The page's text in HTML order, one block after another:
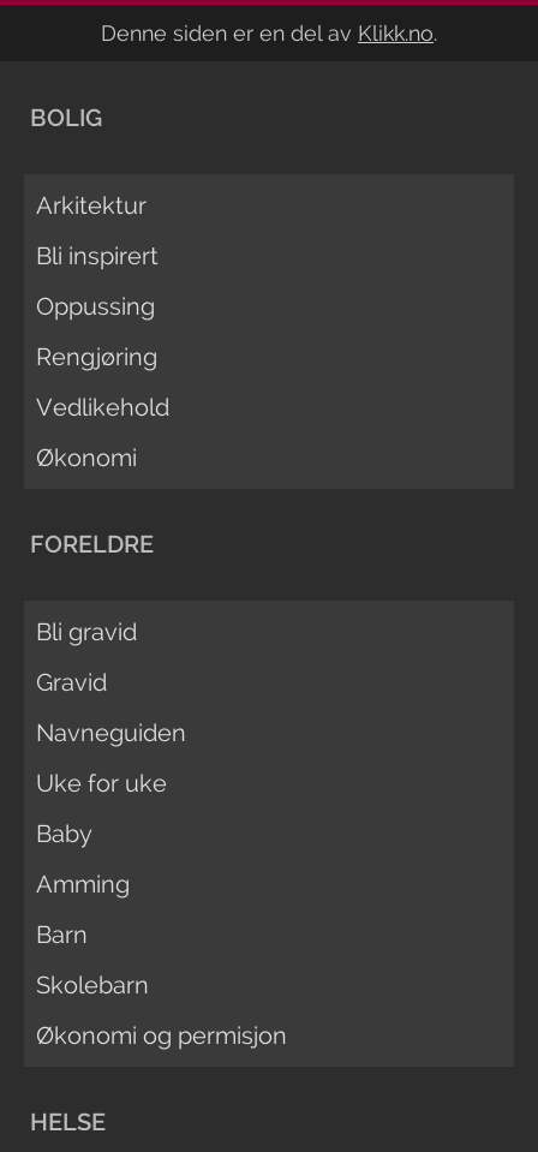
Denne siden er en del av Klikk.no.
BOLIG
Arkitektur
Bli inspirert
Oppussing
Rengjøring
Vedlikehold
Økonomi
FORELDRE
Bli gravid
Gravid
Navneguiden
Uke for uke
Baby
Amming
Barn
Skolebarn
Økonomi og permisjon
HELSE